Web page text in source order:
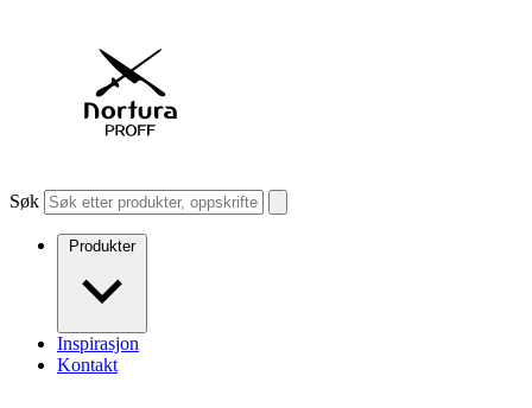
Søk
Produkter
Inspirasjon
Kontakt